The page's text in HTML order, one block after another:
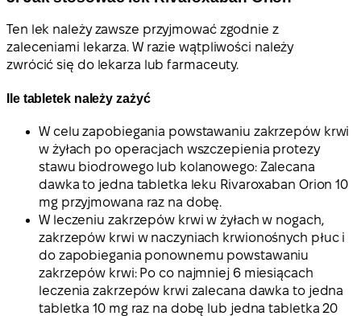
Ten lek należy zawsze przyjmować zgodnie z
zaleceniami lekarza. W razie wątpliwości należy
zwrócić się do lekarza lub farmaceuty.
Ile tabletek należy zażyć
W celu zapobiegania powstawaniu zakrzepów krwi
w żyłach po operacjach wszczepienia protezy
stawu biodrowego lub kolanowego: Zalecana
dawka to jedna tabletka leku Rivaroxaban Orion 10
mg przyjmowana raz na dobę.
W leczeniu zakrzepów krwi w żyłach w nogach,
zakrzepów krwi w naczyniach krwionośnych płuc i
do zapobiegania ponownemu powstawaniu
zakrzepów krwi: Po co najmniej 6 miesiącach
leczenia zakrzepów krwi zalecana dawka to jedna
tabletka 10 mg raz na dobę lub jedna tabletka 20